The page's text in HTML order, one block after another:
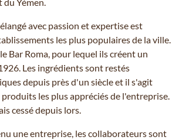
avec passion et expertise est
les plus populaires de la ville.
Bar Roma, pour lequel ils créent un
Les ingrédients sont restés
depuis près d'un siècle et il s'agit
les plus appréciés de l'entreprise.
cessé depuis lors.
une entreprise, les collaborateurs sont